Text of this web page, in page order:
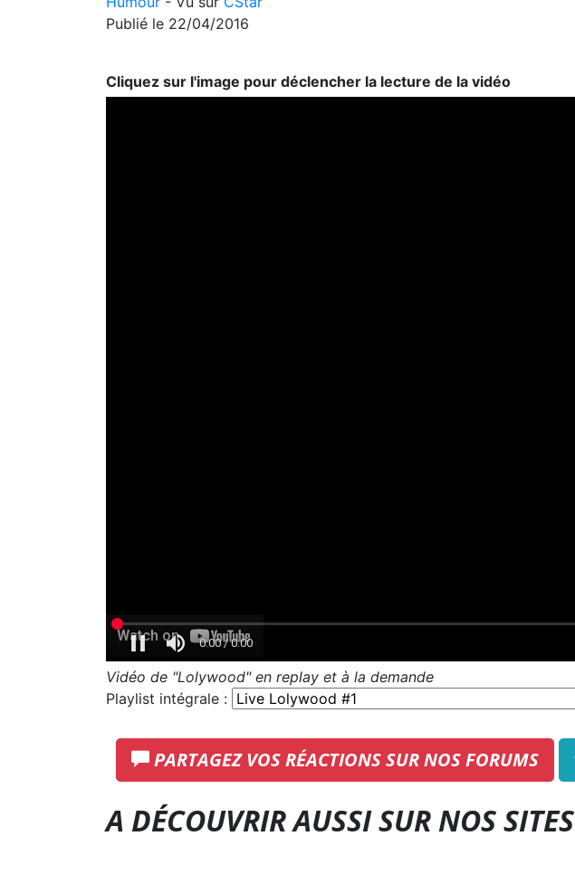
Publié le 22/04/2016
Cliquez sur l'image pour déclencher la lecture de la vidéo
Vidéo de "Lolywood" en replay et à la demande
Playlist intégrale :
PARTAGEZ VOS RÉACTIONS SUR NOS FORUMS
A DÉCOUVRIR AUSSI SUR NOS SITES